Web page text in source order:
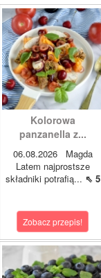
Kolorowa
panzanella z...
06.08.2026 Magda
Latem najprostsze
składniki potrafią... ⇖ 5
Zobacz przepis!